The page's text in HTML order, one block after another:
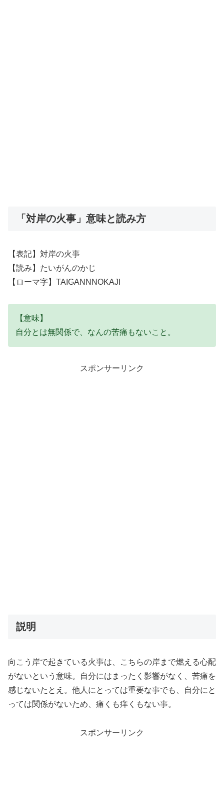
「対岸の火事」意味と読み方
【表記】対岸の火事
【読み】たいがんのかじ
【ローマ字】TAIGANNNOKAJI
【意味】
自分とは無関係で、なんの苦痛もないこと。
スポンサーリンク
説明
向こう岸で起きている火事は、こちらの岸まで燃える心配
がないという意味。自分にはまったく影響がなく、苦痛を
感じないたとえ。他人にとっては重要な事でも、自分にと
っては関係がないため、痛くも痒くもない事。
スポンサーリンク